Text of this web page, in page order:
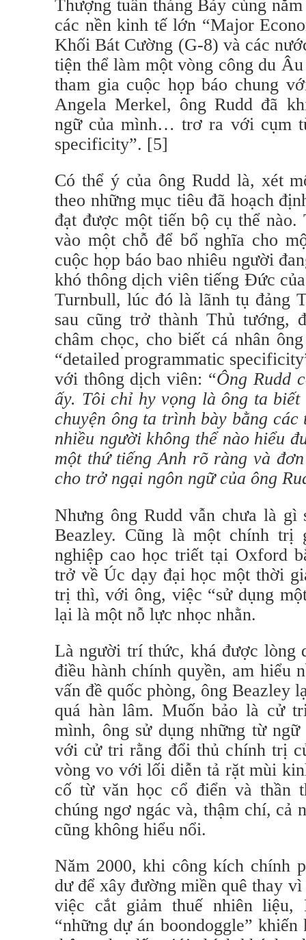
Thượng tuần tháng Bảy cùng
các nền kinh tế lớn “Major
Khối Bát Cường (G-8) và các
tiện thể làm một vòng công du
tham gia cuộc họp báo chung
Angela Merkel, ông Rudd đã
ngữ của mình… trơ ra với cụm
specificity”. [5]
Có thể ý của ông Rudd là, xét
theo những mục tiêu đã hoạch
đạt được một tiến bộ cụ thể
vào một chỗ để bổ nghĩa cho
cuộc họp báo bao nhiêu người
khó thông dịch viên tiếng Đức
Turnbull, lúc đó là lãnh tụ đảng
sau cũng trở thành Thủ tướng,
châm chọc, cho biết cá nhân
“detailed programmatic
với thông dịch viên: “Ông Rudd
ấy. Tôi chỉ hy vọng là ông ta
chuyện ông ta trình bày bằng
nhiều người không thể nào hiểu
một thứ tiếng Anh rõ ràng và
cho trở ngại ngôn ngữ của ông
Nhưng ông Rudd vẫn chưa là
Beazley. Cũng là một chính trị
nghiệp cao học triết tại Oxford
trở về Úc dạy đại học một thời
trị thì, với ông, việc “sử dụng
lại là một nỗ lực nhọc nhằn.
Là người trí thức, khá được lòng
điều hành chính quyền, am hiểu
vấn đề quốc phòng, ông Beazley
quá hàn lâm. Muốn bảo là cử
mình, ông sử dụng những từ
với cử tri rằng đổi thủ chính trị
vòng vo với lối diễn tả rặt mùi
cố từ văn học cổ điển và thần
chúng ngơ ngác và, thậm chí, cả
cũng không hiểu nổi.
Năm 2000, khi công kích chính
dư để xây đường miền quê thay
việc cắt giảm thuế nhiên liệu,
“những dự án boondoggle”